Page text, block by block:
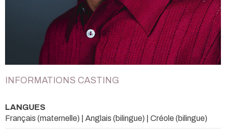
INFORMATIONS CASTING
LANGUES
Français (maternelle) | Anglais (bilingue) | Créole (bilingue)